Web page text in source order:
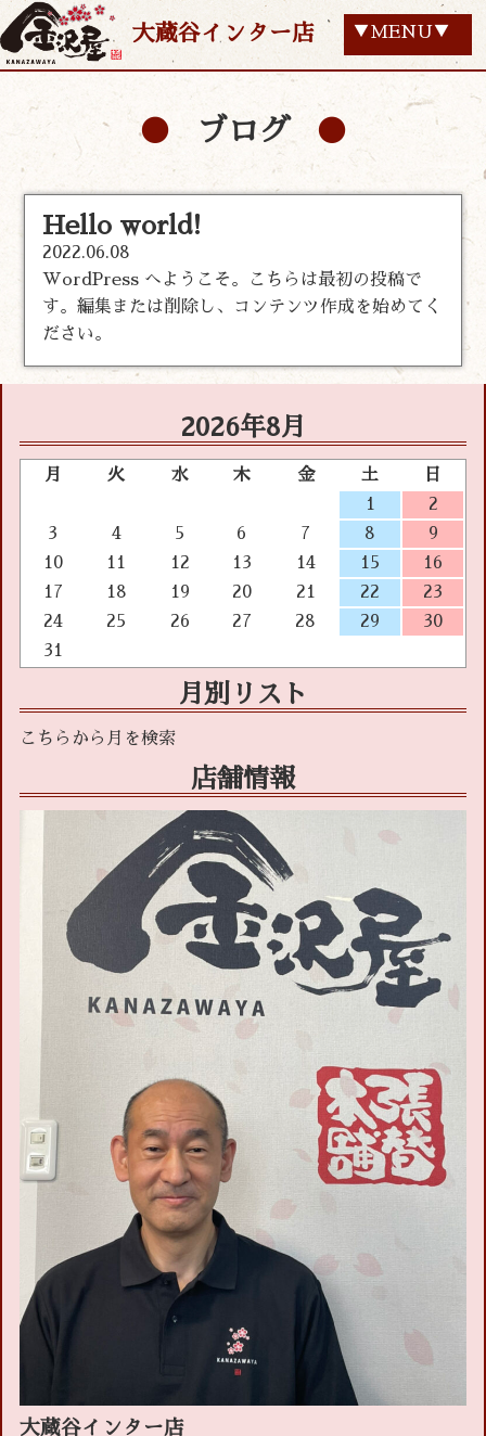
大蔵谷インター店 ▼MENU▼
ブログ
Hello world!
2022.06.08
WordPress へようこそ。こちらは最初の投稿で
す。編集または削除し、コンテンツ作成を始めてく
ださい。
2026年8月
月 火 水 木 金 土
日
1
2
3
4 5 6 7 8
9
10
11 12 13 14 15
16
17
18 19 20 21 22
23
24
25 26 27 28 29
30
31
月別リスト
店舗情報
大蔵谷インター店